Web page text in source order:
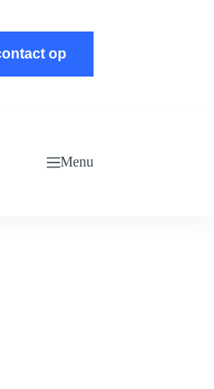
op
Menu